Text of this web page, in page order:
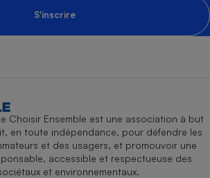
S'inscrire
Choisir Ensemble est une association à but
en toute indépendance, pour défendre les
et des usagers, et promouvoir une
accessible et respectueuse des
et environnementaux.